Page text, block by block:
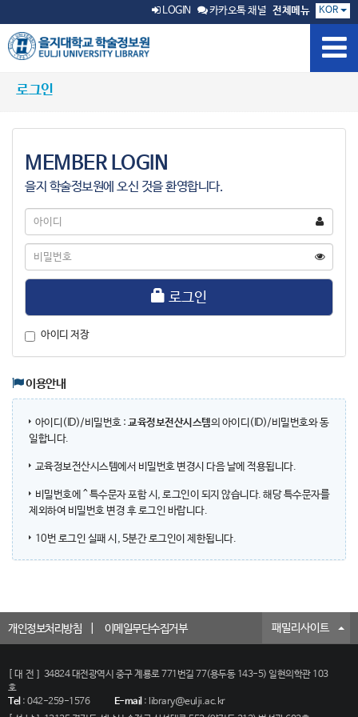
LOGIN 카카오톡 채널 전체메뉴 KOR
로그인
MEMBER LOGIN
을지 학술정보원에 오신 것을 환영합니다.
아
디
비
번
로그인
아이디 저장
이용안내
아이디(ID)/비밀번호 : 교육정보전산시스템의 아이디(ID)/비밀번호와 동
일합니다.
교육정보전산시스템에서 비밀번호 변경시 다음 날에 적용됩니다.
비밀번호에 ^ 특수문자 포함 시, 로그인이 되지 않습니다. 해당 특수문자를
제외하여 비밀번호 변경 후 로그인 바랍니다.
10번 로그인 실패 시, 5분간 로그인이 제한됩니다.
개인정보처리방침 이메일무단수집거부 패밀리사이트
[대전]
34824 대전광역시 중구 계룡로 771번길 77(용두동 143-5) 일현의학관 103
호
Tel: 042-259-1576 E-mail: library@eulji.ac.kr